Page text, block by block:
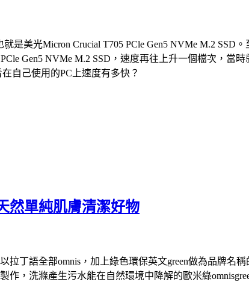
美光Micron Crucial T705 PCle Gen5 NVMe M.2 SSD
Gen5 NVMe M.2 SSD，速度再往上升一個檔次，當
自己使用的PC上速度有多快？
然單純肌膚清潔好物
丁語全部omnis，加上綠色環保英文green做為品牌名稱
，洗滌產生污水能在自然環境中降解的歐米綠